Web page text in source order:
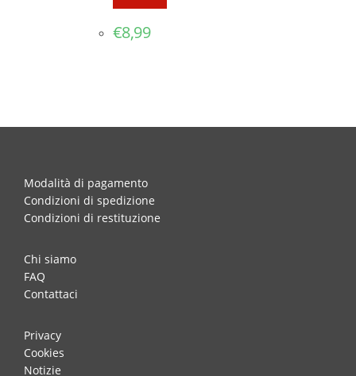
€8,99
Modalità di pagamento
Condizioni di spedizione
Condizioni di restituzione
Chi siamo
FAQ
Contattaci
Privacy
Cookies
Notizie